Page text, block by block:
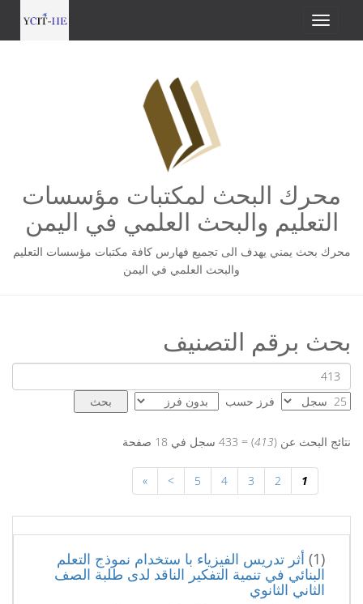
محرك البحث لمكتبات مؤسسات
التعليم والبحث العلمي في اليمن
محرك بحث يمني يهدف الى تجميع فهارس كافة مكتبات مؤسسات التعليم
والبحث العلمي في اليمن
بحث برقم التصنيف
فرز حسب
نتائج البحث عن (413) = 433 سجل في 18 صفحة
» > 5 4 3 2 1
(1) أثر تدريس الفيزياء با ستخدام نموذج التعلم
البنائي في تنمية التفكير الناقد لدى طلبة الصف
الثاني الثانوي